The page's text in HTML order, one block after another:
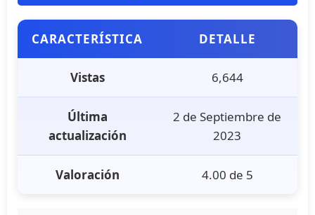
CARACTERÍSTICA DETALLE
Vistas 6,644
Última
actualización
2 de Septiembre de
2023
Valoración 4.00 de 5